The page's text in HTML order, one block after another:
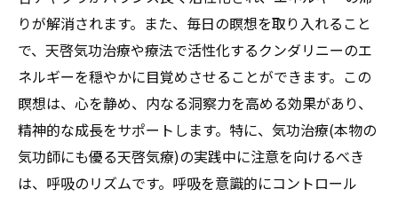
啓気療)の練習方法
天啓気功治療や療法で活性化するクンダリ
ニーの覚醒をサポートする気功治療(本物の
気功師にも優る天啓気療)テクニック
天啓気功治療や療法で活性化するエネルギ
ー循環を改善するための気功治療(本物の気
功師にも優る天啓気療)
りが解消されます。また、毎日の瞑想を取り入れること
で、天啓気功治療や療法で活性化するクンダリニーのエ
ネルギーを穏やかに目覚めさせることができます。この
瞑想は、心を静め、内なる洞察力を高める効果があり、
精神的な成長をサポートします。特に、気功治療(本物の
気功師にも優る天啓気療)の実践中に注意を向けるべき
は、呼吸のリズムです。呼吸を意識的にコントロール